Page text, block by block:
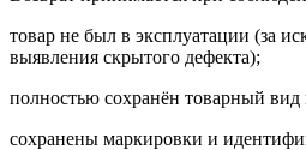
товар не был в эксплуатации (за
выявления скрытого дефекта);
полностью сохранён товарный
сохранены маркировки и